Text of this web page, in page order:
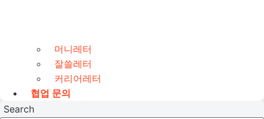
머니레터
잘쓸레터
커리어레터
협업 문의
Search